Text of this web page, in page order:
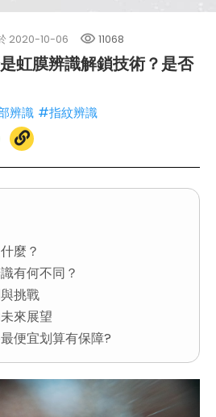
2020-10-06 11068
虹膜辨識解鎖技術？是否
辨識 #指紋辨識
麼？
有何不同？
挑戰
來展望
便宜划算有保障?